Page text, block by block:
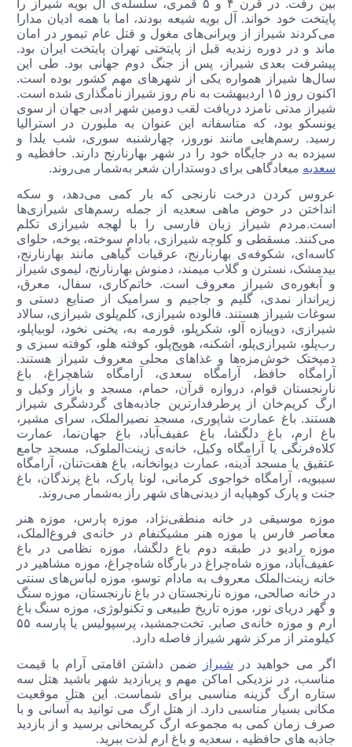
بین رفت. در قرن ۴ و ۵ قمری، سلسله‌ی آل بویه شیراز را
پایتخت خود خواند. آل بویه شیعه بودند، اما با همه‌ ادیان مدارا
می‌کردند شیراز از ویرانی‌های مغول و قتل عام تیمور در امان
ماند و در دوره زندیه قبل از پایتختی تهران پایتخت ایران بود.
پیشرفت بعدی شیراز، پس از جنگ دوم جهانی بود. طی این
سال‌ها شیراز همواره یکی از شهرهای مهم کشور بوده است.
اکنون روز ۱۵ اردیبهشت به نام روز شیراز نامگذاری شده است.
شیراز مدتی نامزد دریافت لقب دومین شهر ادبی جهان از سوی
یونسکو بود، که متاسفانه این عنوان به ملبورن در استرالیا
رسید. رسم‌هایی مانند نوروز، چهارشنبه سوری، شب یلدا و
سیزده به در جایگاه خود را در شهر بهارنارنج دارند. حافظیه و
سعدیه میعادگاهی برای دوستداران شعر به‌شمار می‌روند.
عروس کردن درخت نارنجی که بار کمی می‌دهد، و سکه
انداختن در حوض ماهی سعدیه از جمله رسم‌های شیرازی‌ها
است.مردم شیراز زبان فارسی را با لهجه شیرازی تکلم
می‌کنند. مسقطی و کلوچه شیرازی، بادام سوخته،‌ ‌یوخه، حلوای
کاسه‌ای، شکوفه‌ی بهارنارنج، عرقیات گیاهی مانند بهارنارنج،
بیدمشک، نسترن و گلاب میمند، دمنوش بهارنارنج، لیموی شیراز
و آبغوره‌ی شیراز معروف است. خاتم‌کاری، سفال، معرق،
زیرانداز نمدی، گلیم و جاجیم و سرامیک از صنایع دستی و
سوغات شیراز هستند. فالوده شیرازی،‌ کلم‌پلوی شیرازی، سالاد
شیرازی، دوپیازه آلو، شکرپلو، قورمه به، یخنی نخود، لوبیاپلو،
رب‌پلو، شیرازی‌پلو، اشکنه،‌ هویج‌پلو، کوفته هلو،‌ کوفته سبزی و
دمپختک خوش‌مزه‌ها و غذاهای محلی معروف شیراز هستند.
آرامگاه حافظ، آرامگاه سعدی، آرامگاه شاهچراغ،‌ باغ
نارنجستان قوام،‌ دروازه قرآن، حمام، مسجد و بازار وکیل و
ارگ کریم‌خان از پرطرفدارترین جاذبه‌های گردشگری شیراز
هستند. باغ عمارت شاپوری، مسجد نصیرالملک، سرای مشیر،
باغ ارم،‌ باغ دلگشا، باغ عفیف‌آباد، باغ جهان‌نما،‌ عمارت
کلاه‌فرنگی یا آرامگاه وکیل، خانه‌ی زینت‌الملوک، مسجد جامع
عتقیق یا مسجد آدینه، عمارت دیوانخانه، باغ هفت‌تنان، آرامگاه
سیبویه، آرامگاه خواجوی کرمانی، لونا پارک، باغ پرندگان،‌ باغ
جنت و پارک کوهپایه از دیدنی‌های شهر راز به‌شمار می‌روند.
موزه موسیقی در خانه منطقی‌نژاد،‌ موزه‌ پارس،‌ موزه هنر
معاصر فارس یا موزه هنر مشیکنفام در خانه‌ی فروغ‌الملک،
موزه رادیو در طبقه دوم باغ دلگشا،‌ موزه نظامی در باغ
عفیف‌آباد،‌ موزه شاه‌چراغ در بارگاه شاه‌چراغ،‌ موزه مشاهیر در
خانه زینت‌الملک معروف به مادام توسو،‌ موزه لباس‌های سنتی
در خانه صالحی،‌ موزه نارنجستان در باغ نارنجستان،‌ موزه سنگ
و گهر دریای نور، موزه تاریخ طبیعی و تکنولوژی، موزه سنگ باغ
ارم و موزه‌ خانه‌ی صابر. تخت‌جمشید، پرسپولیس یا پارسه ۵۵
کیلومتر از مرکز شهر شیراز فاصله دارد.
اگر می خواهید در شیراز
ضمن داشتن اقامتی آرام با قیمت
مناسب، در نزدیکی اماکن مهم و پربازدید شهر باشید هتل سه
ستاره ارگ گزینه مناسبی برای شماست. این هتل موقعیت
مکانی بسیار مناسبی دارد. از هتل ارگ می توانید به آسانی و با
صرف زمان کمی به مجموعه ارگ کریمخانی برسید و از بازدید
جاذبه های حافظیه ، سعدیه و باغ ارم لذت ببرید.